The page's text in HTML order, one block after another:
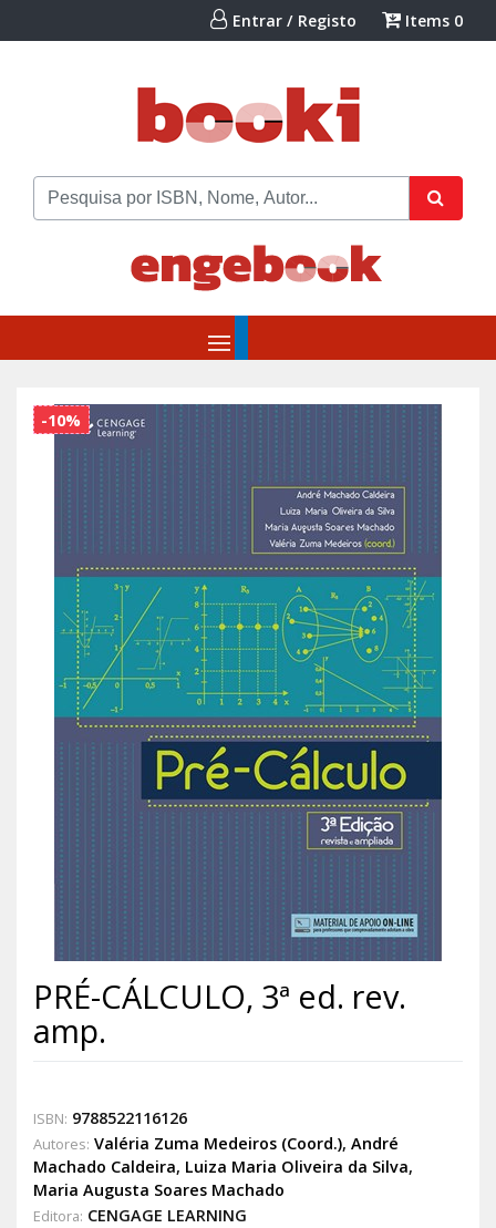
Entrar / Registo Items 0
-10%
PRÉ-CÁLCULO, 3ª ed. rev.
amp.
ISBN: 9788522116126
Autores: Valéria Zuma Medeiros (Coord.), André
Machado Caldeira, Luiza Maria Oliveira da Silva,
Maria Augusta Soares Machado
Editora: CENGAGE LEARNING